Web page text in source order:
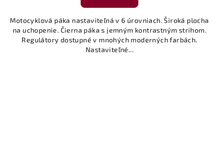
Motocyklová páka nastaviteľná v 6 úrovniach. Široká plocha
na uchopenie. Čierna páka s jemným kontrastným strihom.
Regulátory dostupné v mnohých moderných farbách.
Nastaviteľné...